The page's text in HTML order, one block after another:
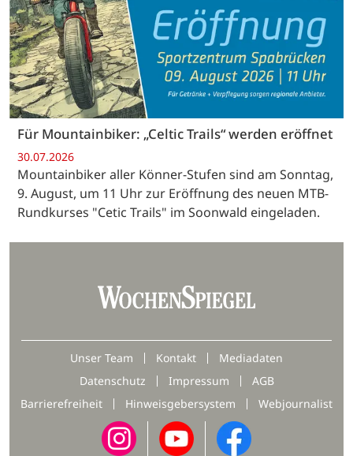
Für Mountainbiker: „Celtic Trails“ werden eröffnet
30.07.2026
Mountainbiker aller Könner-Stufen sind am Sonntag,
9. August, um 11 Uhr zur Eröffnung des neuen MTB-
Rundkurses "Cetic Trails" im Soonwald eingeladen.
Unser Team Kontakt
Mediadaten
Datenschutz
Impressum
AGB
Barrierefreiheit
Hinweisgebersystem Webjournalist